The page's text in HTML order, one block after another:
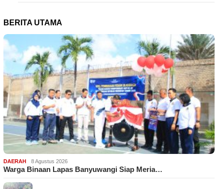
BERITA UTAMA
DAERAH 8 Agustus 2026
Warga Binaan Lapas Banyuwangi Siap Meria…